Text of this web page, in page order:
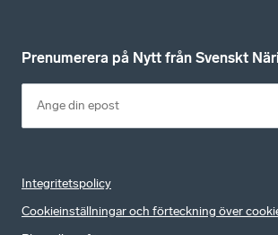
Prenumerera på Nytt från Svenskt
Integritetspolicy
Cookieinställningar och förteckning över